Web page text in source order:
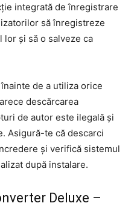
integrată de înregistrare
să înregistreze
și să o salveze ca
de a utiliza orice
descărcarea
de autor este ilegală și
Asigură-te că descarci
și verifică sistemul
după instalare.
Deluxe –